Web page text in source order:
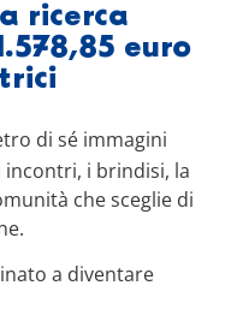
ricerca
euro
di sé immagini
i brindisi, la
che sceglie di
a diventare